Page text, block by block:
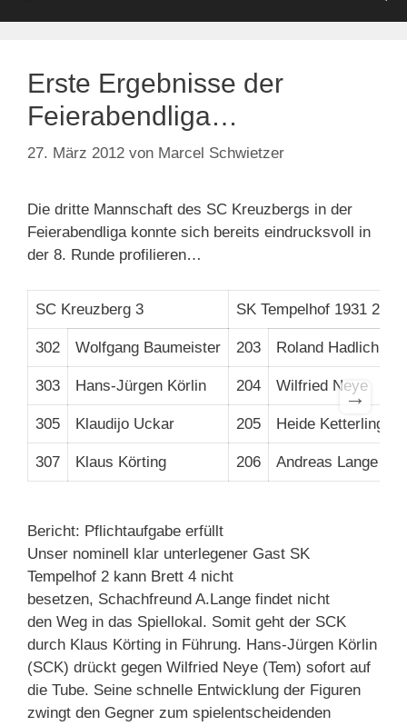
Erste Ergebnisse der
Feierabendliga…
27. März 2012 von Marcel Schwietzer
Die dritte Mannschaft des SC Kreuzbergs in der
Feierabendliga konnte sich bereits eindrucksvoll in
der 8. Runde profilieren…
SC Kreuzberg 3 SK Tempelhof 1931 2
302 Wolfgang Baumeister 203 Roland Hadlich
303 Hans-Jürgen Körlin 204 Wilfried Neye
305 Klaudijo Uckar 205 Heide Ketterling
307 Klaus Körting 206 Andreas Lange
→
Bericht: Pflichtaufgabe erfüllt
Unser nominell klar unterlegener Gast SK
Tempelhof 2 kann Brett 4 nicht
besetzen, Schachfreund A.Lange findet nicht
den Weg in das Spiellokal. Somit geht der SCK
durch Klaus Körting in Führung. Hans-Jürgen Körlin
(SCK) drückt gegen Wilfried Neye (Tem) sofort auf
die Tube. Seine schnelle Entwicklung der Figuren
zwingt den Gegner zum spielentscheidenden